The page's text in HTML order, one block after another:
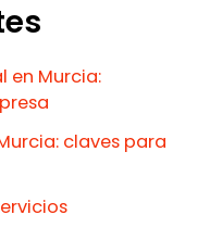
en Murcia:
claves para